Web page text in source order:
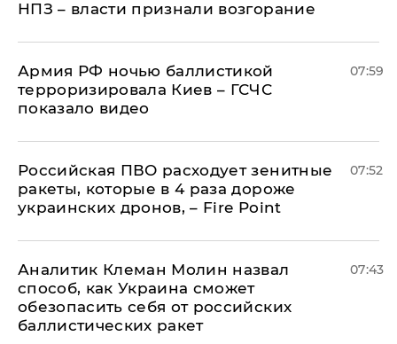
НПЗ – власти признали возгорание
Армия РФ ночью баллистикой
терроризировала Киев – ГСЧС
показало видео
07:59
Российская ПВО расходует зенитные
ракеты, которые в 4 раза дороже
украинских дронов, – Fire Point
07:52
Аналитик Клеман Молин назвал
способ, как Украина сможет
обезопасить себя от российских
баллистических ракет
07:43